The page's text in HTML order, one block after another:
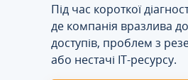
Під час короткої
де компанія вразлива
доступів, проблем з
або нестачі IT-ресурсу.